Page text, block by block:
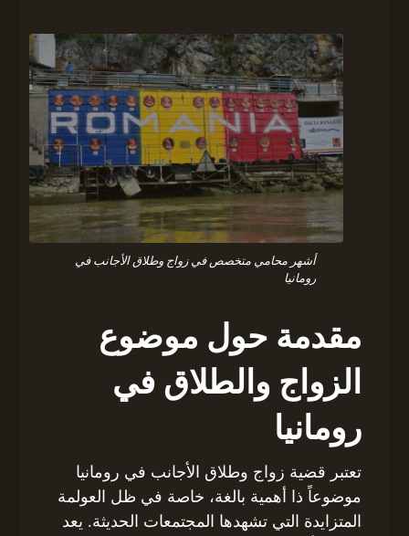
أشهر محامي متخصص في زواج وطلاق الأجانب في
رومانيا
مقدمة حول موضوع
الزواج والطلاق في
رومانيا
تعتبر قضية زواج وطلاق الأجانب في رومانيا
موضوعاً ذا أهمية بالغة، خاصة في ظل العولمة
المتزايدة التي تشهدها المجتمعات الحديثة. يعد